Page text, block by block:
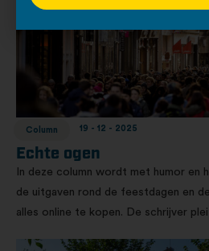
Column 19 - 12 - 2025
Echte ogen
In deze column wordt met humor en
de uitgaven rond de feestdagen en
alles online te kopen. De schrijver